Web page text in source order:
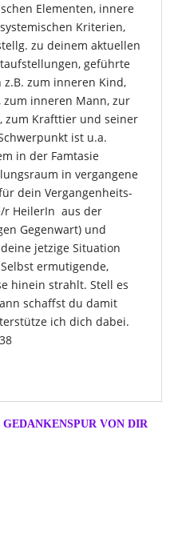
Elementen, innere
Kriterien,
zu deinem aktuellen
geführte
z.B. zum inneren Kind,
zum inneren Mann, zur
zum Krafttier und seiner
ist u.a.
in der Famtasie
in vergangene
dein Vergangenheits-
r HeilerIn aus der
Gegenwart) und
jetzige Situation
ermutigende,
hinein strahlt. Stell es
schaffst du damit
ich dich dabei.
VON DIR